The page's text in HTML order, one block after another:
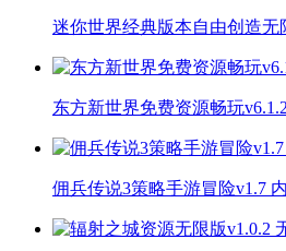
迷你世界经典版本自由创造无
东方新世界免费资源畅玩
佣兵传说3策略手游冒险v1.7